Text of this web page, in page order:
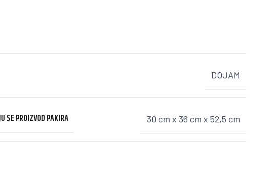
DOJAM
SE PROIZVOD PAKIRA 30 cm x 36 cm x 52,5 cm